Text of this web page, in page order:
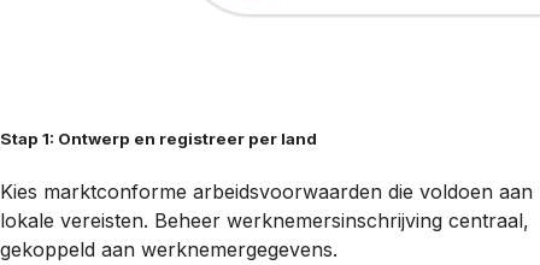
Stap 1: Ontwerp en registreer per land
Kies marktconforme arbeidsvoorwaarden die voldoen aan
lokale vereisten. Beheer werknemersinschrijving centraal,
gekoppeld aan werknemergegevens.